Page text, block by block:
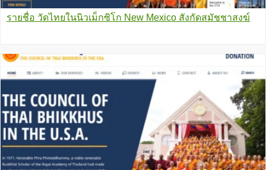
รายชื่อ วัดไทยในนิวเม็กซิโก New Mexico สังกัดสมัชชาสงฆ์